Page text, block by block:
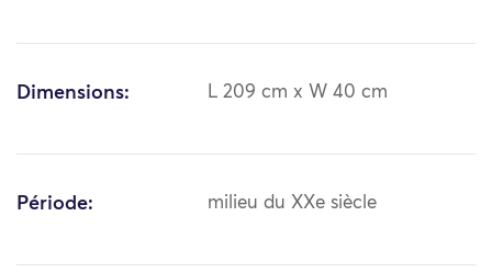
Dimensions: L 209 cm x W 40 cm
Période: milieu du XXe siècle